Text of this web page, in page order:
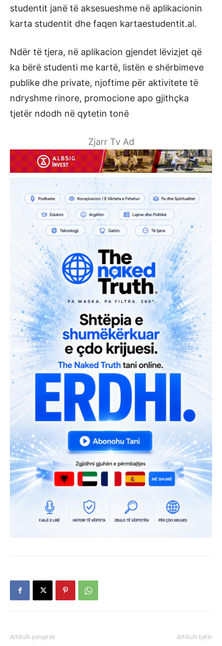
studentit janë të aksesueshme në aplikacionin
karta studentit dhe faqen kartaestudentit.al.
Ndër të tjera, në aplikacion gjendet lëvizjet që
ka bërë studenti me kartë, listën e shërbimeve
publike dhe private, njoftime për aktivitete të
ndryshme rinore, promocione apo gjithçka
tjetër ndodh në qytetin tonë
Zjarr Tv Ad
Artikulli paraprak Artikulli tjetër